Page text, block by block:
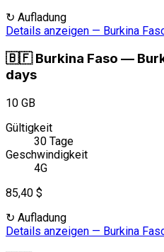
↻ Aufladung
Details anzeigen — Burkina
🇧🇫 Burkina Faso —
days
10 GB
Gültigkeit
30 Tage
Geschwindigkeit
4G
85,40 $
↻ Aufladung
Details anzeigen — Burkina